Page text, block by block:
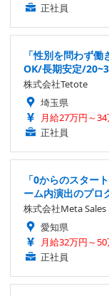
正社員
「性別を問わず
OK/長期安定/
株式会社Tetote
埼玉県
月給27万円～
正社員
「0からのスター
ーム内演出のプロ
株式会社Meta Sales
愛知県
月給32万円～
正社員